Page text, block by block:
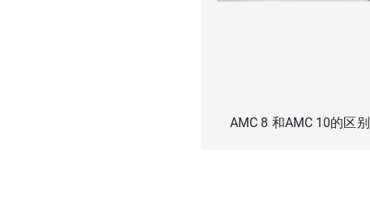
AMC 8 和AMC 10的区别